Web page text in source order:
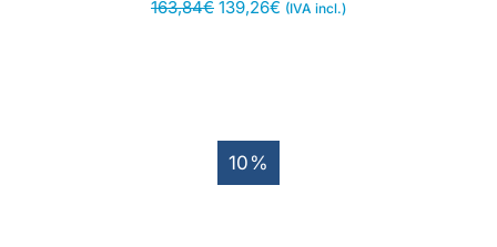
163,84€ 139,26€ (IVA incl.)
10%